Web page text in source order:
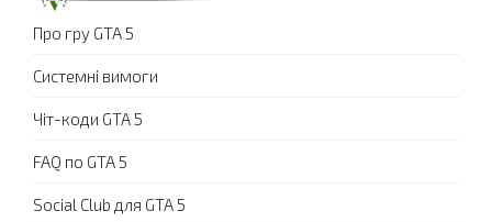
Про гру GTA 5
Системні вимоги
Чіт-коди GTA 5
FAQ по GTA 5
Social Club для GTA 5